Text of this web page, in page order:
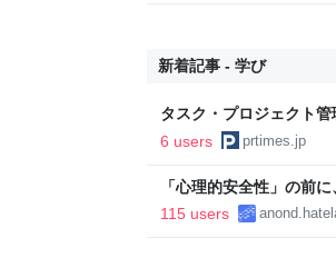
新着記事 - 学び
タスク・プロジェクト
定に関するお知らせ
6 users prtimes.jp
「心理的安全性」の前
115 users